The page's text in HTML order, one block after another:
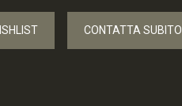
CONTATTA SUBITO